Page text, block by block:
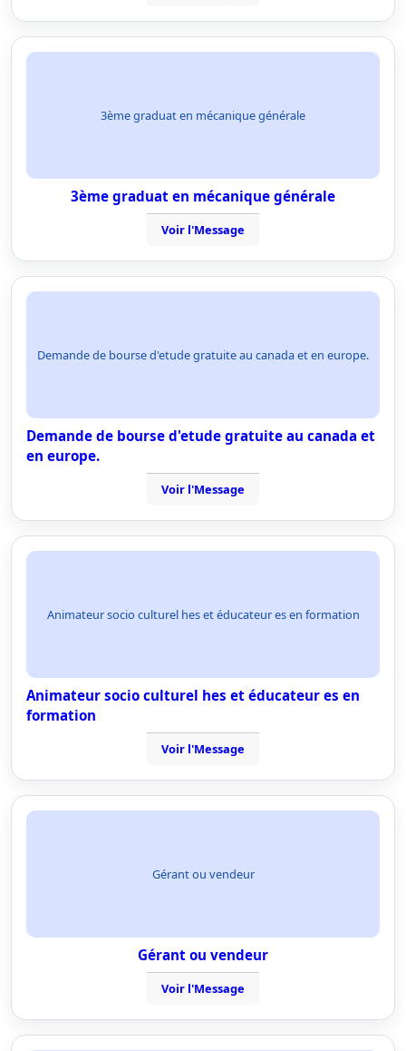
3ème graduat en mécanique générale
3ème graduat en mécanique générale
Voir l'Message
Demande de bourse d'etude gratuite au canada et en europe.
Demande de bourse d'etude gratuite au canada et
en europe.
Voir l'Message
Animateur socio culturel hes et éducateur es en formation
Animateur socio culturel hes et éducateur es en
formation
Voir l'Message
Gérant ou vendeur
Gérant ou vendeur
Voir l'Message